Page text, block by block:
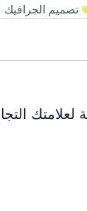
تصميم الجرافيك